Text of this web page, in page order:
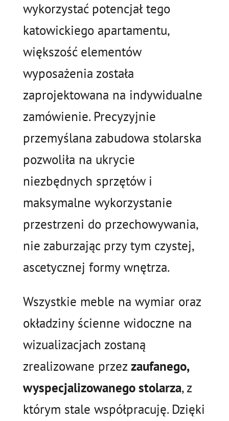
wykorzystać potencjał tego
katowickiego apartamentu,
większość elementów
wyposażenia została
zaprojektowana na indywidualne
zamówienie. Precyzyjnie
przemyślana zabudowa stolarska
pozwoliła na ukrycie
niezbędnych sprzętów i
maksymalne wykorzystanie
przestrzeni do przechowywania,
nie zaburzając przy tym czystej,
ascetycznej formy wnętrza.
Wszystkie meble na wymiar oraz
okładziny ścienne widoczne na
wizualizacjach zostaną
zrealizowane przez zaufanego,
wyspecjalizowanego stolarza, z
którym stale współpracuję. Dzięki